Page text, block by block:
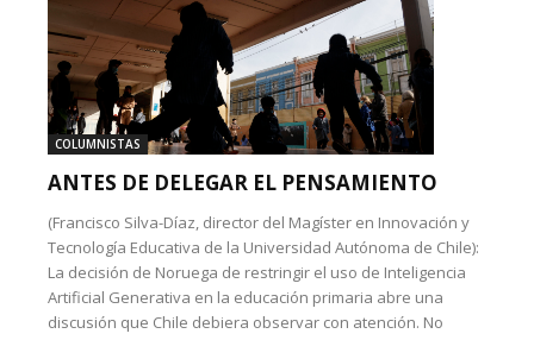
COLUMNISTAS
ANTES DE DELEGAR EL PENSAMIENTO
(Francisco Silva-Díaz, director del Magíster en Innovación y
Tecnología Educativa de la Universidad Autónoma de Chile):
La decisión de Noruega de restringir el uso de Inteligencia
Artificial Generativa en la educación primaria abre una
discusión que Chile debiera observar con atención. No